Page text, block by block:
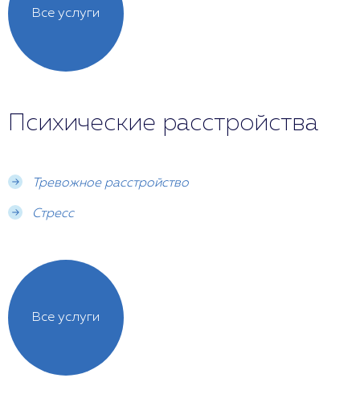
Все услуги
Психические расстройства
Тревожное расстройство
Стресс
Все услуги